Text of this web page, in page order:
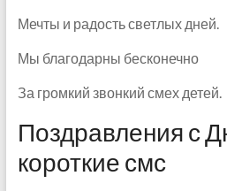
Мечты и радость светлых дней.
Мы благодарны бесконечно
За громкий звонкий смех детей.
Поздравления с
короткие смс